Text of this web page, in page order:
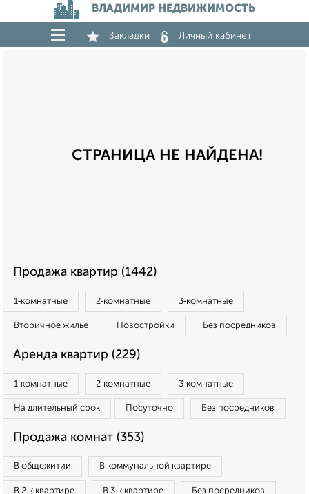
ВЛАДИМИР НЕДВИЖИМОСТЬ
Закладки Личный кабинет
СТРАНИЦА НЕ НАЙДЕНА!
Продажа квартир (1442)
1‑комнатные 2‑комнатные 3‑комнатные
Вторичное жилье Новостройки Без посредников
Аренда квартир (229)
1‑комнатные 2‑комнатные 3‑комнатные
На длительный срок Посуточно Без посредников
Продажа комнат (353)
В общежитии В коммунальной квартире
В 2‑к квартире В 3‑к квартире Без посредников